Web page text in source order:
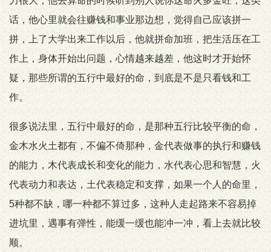
话，他心里就会往赚钱和事业那边想，觉得自己应该拼一
拼，上了大学出来工作以后，他就拼命加班，把生活压在工
作上，身体开始出问题，心情越来越差，他这时才开始怀
疑，那些所谓的五行中最好的命，到底是不是只看钱和工
作。
很多说法里，五行中最好的命，是那种五行比较平衡的命，
金木水火土都有，不偏不倚那种，金代表做事的执行和赚钱
的能力，木代表成长和变化的能力，水代表心思和智慧，火
代表动力和表达，土代表稳定和支撑，如果一个人的命里，
5种都不缺，哪一种都不算过多，这种人走起路来不容易掉
进坑里，遇事有弹性，能缓一缓也能冲一冲，看上去就比较
顺。